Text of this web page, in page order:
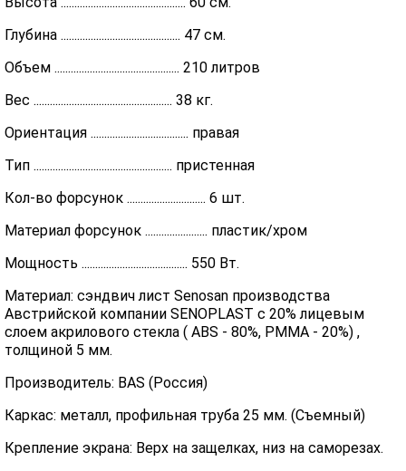
Глубина ............................................ 47 см.
Объем .............................................. 210 литров
Вес ................................................... 38 кг.
Ориентация .................................... правая
Тип ................................................... пристенная
Кол-во форсунок ............................. 6 шт.
Материал форсунок ....................... пластик/хром
Мощность ....................................... 550 Вт.
Материал: сэндвич лист Senosan производства
Австрийской компании SENOPLAST c 20% лицевым
слоем акрилового стекла ( ABS - 80%, PMMA - 20%) ,
толщиной 5 мм.
Производитель: BAS (Россия)
Каркас: металл, профильная труба 25 мм. (Съемный)
Крепление экрана: Верх на защелках, низ на саморезах.